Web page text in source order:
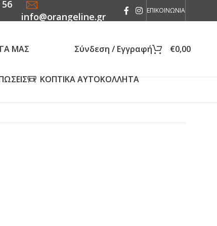
info@orangeline.gr
ΕΠΙΚΟΙΝΩΝΙΑ
ΜΑΣ Σύνδεση / Εγγραφή €0,00
ΚΟΠΤΙΚΑ ΑΥΤΟΚΟΛΛΗΤΑ